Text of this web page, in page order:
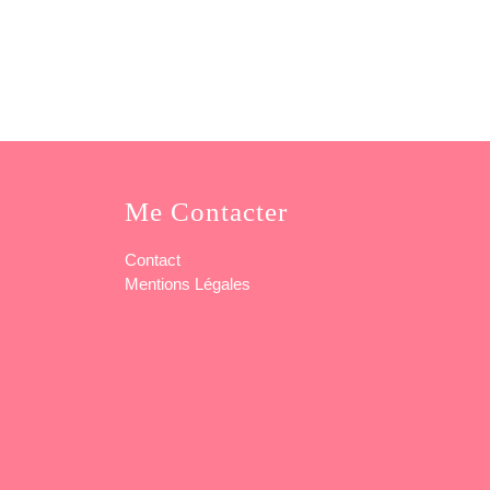
Me Contacter
Contact
Mentions Légales